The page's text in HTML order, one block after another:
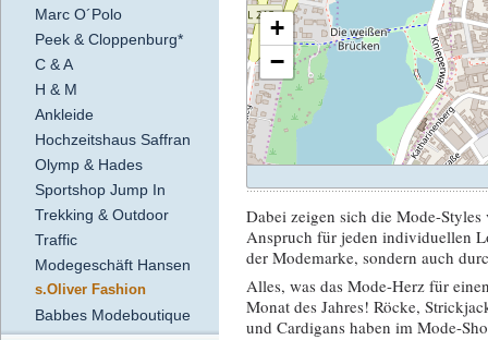
Marc O´Polo
Peek & Cloppenburg*
C & A
H & M
Ankleide
Hochzeitshaus Saffran
Olymp & Hades
Sportshop Jump In
Trekking & Outdoor
Traffic
Modegeschäft Hansen
s.Oliver Fashion
Babbes Modeboutique
+
−
Dabei zeigen sich die Mode-
Anspruch für jeden individuellen
der Modemarke, sondern auch
Alles, was das Mode-Herz für
Monat des Jahres! Röcke,
und Cardigans haben im Mode-